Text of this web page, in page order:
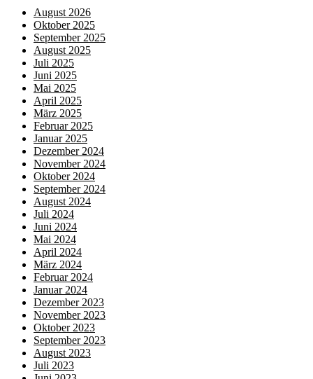
August 2026
Oktober 2025
September 2025
August 2025
Juli 2025
Juni 2025
Mai 2025
April 2025
März 2025
Februar 2025
Januar 2025
Dezember 2024
November 2024
Oktober 2024
September 2024
August 2024
Juli 2024
Juni 2024
Mai 2024
April 2024
März 2024
Februar 2024
Januar 2024
Dezember 2023
November 2023
Oktober 2023
September 2023
August 2023
Juli 2023